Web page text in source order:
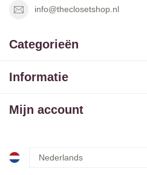
info@theclosetshop.nl
Categorieën
Informatie
Mijn account